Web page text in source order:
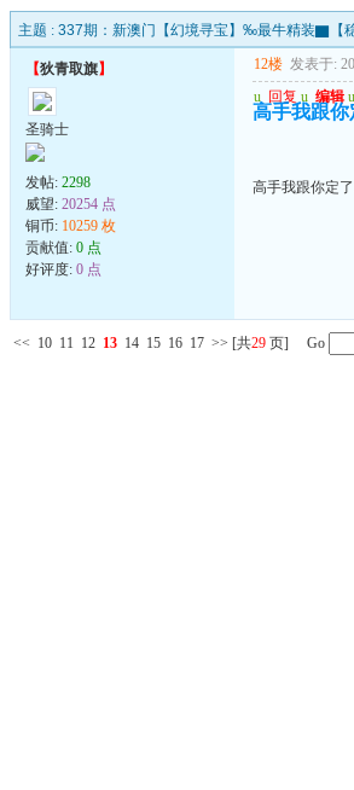
主题 : 337期：新澳门【幻境寻宝】‰最牛精装▇【
【狄青取旗】
圣骑士
发帖: 2298
威望: 20254 点
铜币: 10259 枚
贡献值: 0 点
好评度: 0 点
12楼 发表于:
u 回复 u 编辑 u
高手我跟你
高手我跟你定
<< 10 11 12 13 14 15 16 17 >> [共29 页] Go